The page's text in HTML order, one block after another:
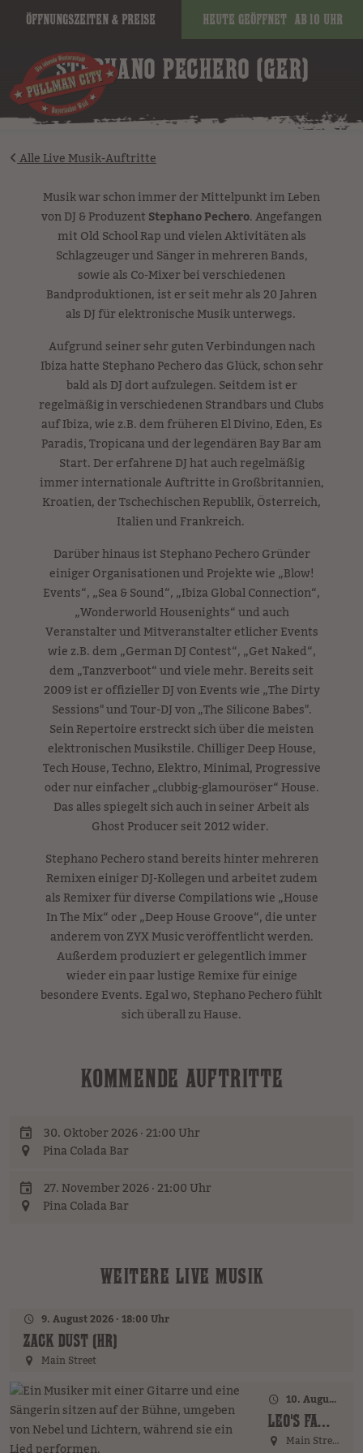
Öffnungszeiten & Preise Heute geöffnet ab 10 Uhr
image
STEPHANO PECHERO (GER)
Alle Live Musik-Auftritte
Musik war schon immer der Mittelpunkt im Leben
von DJ & ProduzentStephano Pechero. Angefangen
mit Old School Rap und vielen Aktivitäten als
Schlagzeuger und Sänger in mehreren Bands,
sowie als Co-Mixer bei verschiedenen
Bandproduktionen, ist er seit mehr als 20 Jahren
als DJ für elektronische Musik unterwegs.
Aufgrund seiner sehr guten Verbindungen nach
Ibiza hatte Stephano Pechero das Glück, schon sehr
bald als DJ dort aufzulegen. Seitdem ist er
regelmäßig in verschiedenen Strandbars und Clubs
auf Ibiza, wie z.B. dem früheren El Divino, Eden, Es
Paradis, Tropicana und der legendären Bay Bar am
Start. Der erfahrene DJ hat auch regelmäßig
immer internationale Auftritte in Großbritannien,
Kroatien, der Tschechischen Republik, Österreich,
Italien und Frankreich.
Darüber hinaus ist Stephano Pechero Gründer
einiger Organisationen und Projekte wie „Blow!
Events“, „Sea & Sound“, „Ibiza Global Connection“,
„Wonderworld Housenights“ und auch
Veranstalter und Mitveranstalter etlicher Events
wie z.B. dem „German DJ Contest“, „Get Naked“,
dem „Tanzverboot“ und viele mehr. Bereits seit
2009 ist er offizieller DJ von Events wie „The Dirty
Sessions" und Tour-DJ von „The Silicone Babes".
Sein Repertoire erstreckt sich über die meisten
elektronischen Musikstile. Chilliger Deep House,
Tech House, Techno, Elektro, Minimal, Progressive
oder nur einfacher „clubbig-glamouröser“ House.
Das alles spiegelt sich auch in seiner Arbeit als
Ghost Producer seit 2012 wider.
Stephano Pechero stand bereits hinter mehreren
Remixen einiger DJ-Kollegen und arbeitet zudem
als Remixer für diverse Compilations wie „House
In The Mix“ oder „Deep House Groove“, die unter
anderem von ZYX Music veröffentlicht werden.
Außerdem produziert er gelegentlich immer
wieder ein paar lustige Remixe für einige
besondere Events. Egal wo, Stephano Pechero fühlt
sich überall zu Hause.
KOMMENDE AUFTRITTE
30. Oktober 2026 · 21:00 Uhr
Pina Colada Bar
27. November 2026 · 21:00 Uhr
Pina Colada Bar
WEITERE LIVE MUSIK
9. August 2026 · 18:00 Uhr
ZACK DUST (HR)
Main Street
10. August 2026 · 18:00 Uhr
LEO'S FAMILY (GER)
Main Street